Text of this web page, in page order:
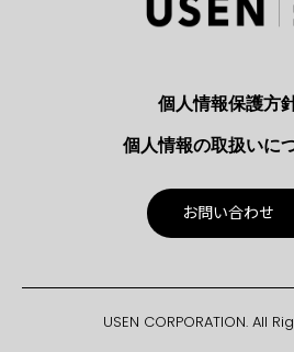
個人情報保護方
個人情報の取扱いに
お問い合わせ
USEN CORPORATION. All